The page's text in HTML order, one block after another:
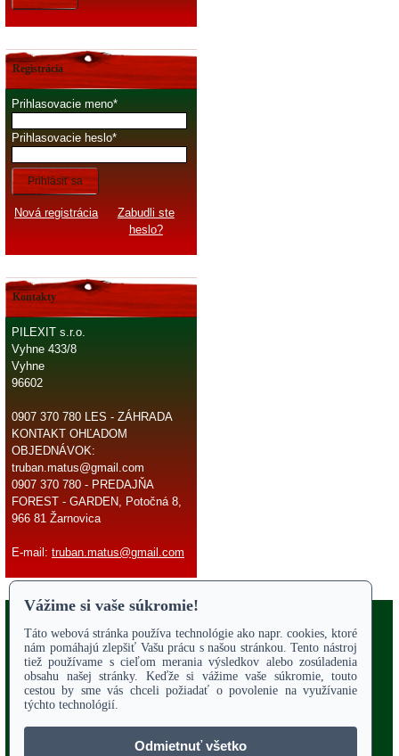
Registrácia
Prihlasovacie meno
Prihlasovacie heslo
Prihlásiť sa
Nová registrácia
Zabudli ste
heslo?
Kontakty
PILEXIT s.r.o.
Vyhne 433/8
Vyhne
96602
0907 370 780 LES - ZÁHRADA
KONTAKT OHĽADOM
OBJEDNÁVOK:
truban.matus@gmail.com
0907 370 780 - PREDAJŇA
FOREST - GARDEN, Potočná 8,
966 81 Žarnovica
E-mail: truban.matus@gmail.com
Copyright 2017 Odstúpiť od zmluvy
ÚVODNÁ STRANA
Online parts katalógy
O NÁS
SERVIS
Služby - záhrada
OBCHODNÉ PODMIENKY
REKLAMAČNÝ PORIADOK